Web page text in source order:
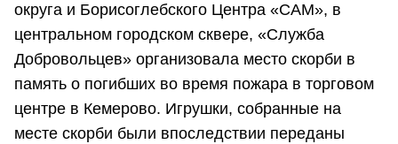
округа и Борисоглебского Центра «САМ», в
центральном городском сквере, «Служба
Добровольцев» организовала место скорби в
память о погибших во время пожара в торговом
центре в Кемерово. Игрушки, собранные на
месте скорби были впоследствии переданы